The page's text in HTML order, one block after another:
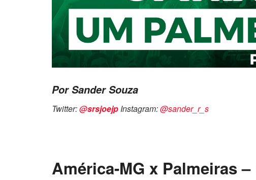
Por Sander Souza
Twitter:@srsjoejp Instagram:@sander_r_s
América-MG x Palmeiras